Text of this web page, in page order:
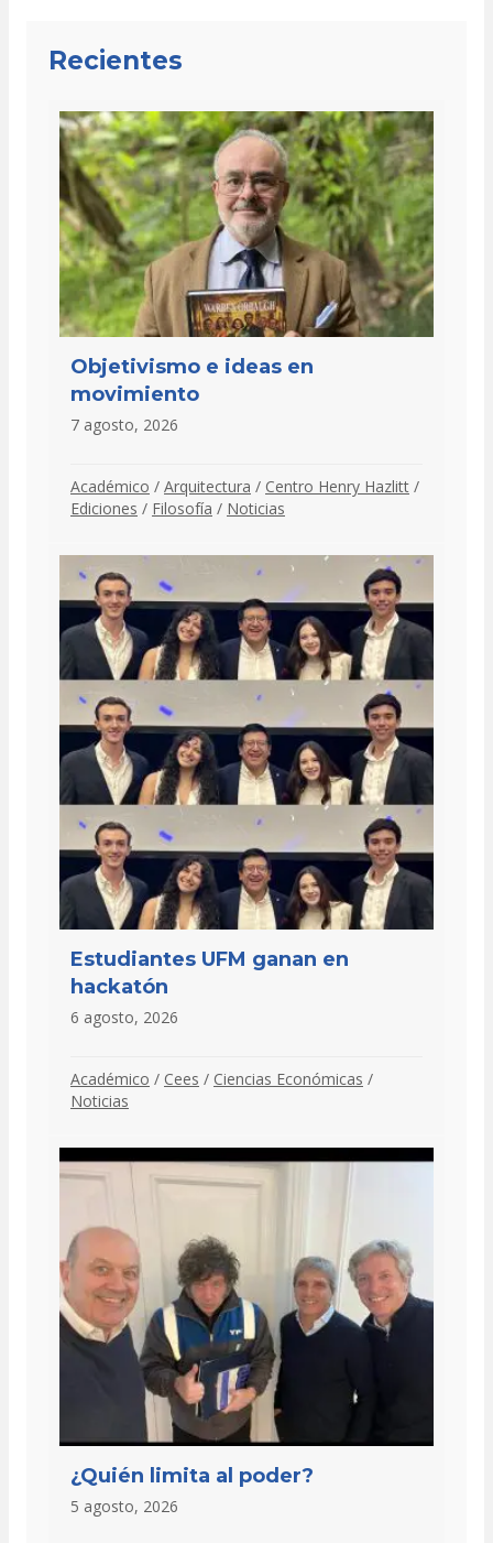
Recientes
Objetivismo e ideas en
movimiento
7 agosto, 2026
Académico / Arquitectura / Centro Henry Hazlitt /
Ediciones / Filosofía / Noticias
Estudiantes UFM ganan en
hackatón
6 agosto, 2026
Académico / Cees / Ciencias Económicas /
Noticias
¿Quién limita al poder?
5 agosto, 2026